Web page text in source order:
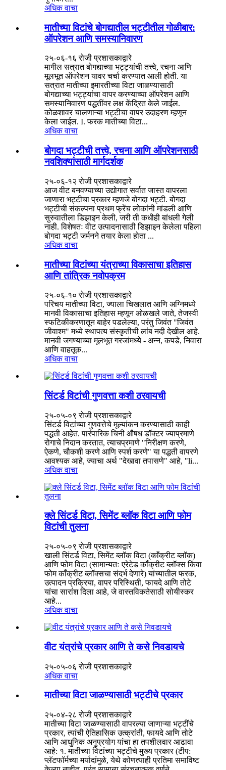
अधिक वाचा
मातीच्या विटांचे बोगद्यातील भट्टीतील गोळीबार:
ऑपरेशन आणि समस्यानिवारण
२५-०६-१६ रोजी प्रशासकाद्वारे
मागील सत्रात बोगद्याच्या भट्ट्यांची तत्त्वे, रचना आणि
मूलभूत ऑपरेशन यावर चर्चा करण्यात आली होती. या
सत्रात मातीच्या इमारतीच्या विटा जाळण्यासाठी
बोगद्याच्या भट्ट्यांचा वापर करण्याच्या ऑपरेशन आणि
समस्यानिवारण पद्धतींवर लक्ष केंद्रित केले जाईल.
कोळशावर चालणाऱ्या भट्टीचा वापर उदाहरण म्हणून
केला जाईल. I. फरक मातीच्या विटा...
अधिक वाचा
बोगदा भट्टीची तत्त्वे, रचना आणि ऑपरेशनसाठी
नवशिक्यांसाठी मार्गदर्शक
२५-०६-१२ रोजी प्रशासकाद्वारे
आज वीट बनवण्याच्या उद्योगात सर्वात जास्त वापरला
जाणारा भट्टीचा प्रकार म्हणजे बोगदा भट्टी. बोगदा
भट्टीची संकल्पना प्रथम फ्रेंच लोकांनी मांडली आणि
सुरुवातीला डिझाइन केली, जरी ती कधीही बांधली गेली
नाही. विशेषतः वीट उत्पादनासाठी डिझाइन केलेला पहिला
बोगदा भट्टी जर्मनने तयार केला होता ...
अधिक वाचा
मातीच्या विटांच्या यंत्राच्या विकासाचा इतिहास
आणि तांत्रिक नवोपक्रम
२५-०६-१० रोजी प्रशासकाद्वारे
परिचय मातीच्या विटा, ज्याला चिखलात आणि अग्निमध्ये
मानवी विकासाचा इतिहास म्हणून ओळखले जाते, तेजस्वी
स्फटिकीकरणातून बाहेर पडलेल्या, परंतु जिवंत "जिवंत
जीवाश्म" मध्ये स्थापत्य संस्कृतीची लांब नदी देखील आहे.
मानवी जगण्याच्या मूलभूत गरजांमध्ये - अन्न, कपडे, निवारा
आणि वाहतूक...
अधिक वाचा
सिंटर्ड विटांची गुणवत्ता कशी ठरवायची
२५-०५-०९ रोजी प्रशासकाद्वारे
सिंटर्ड विटांच्या गुणवत्तेचे मूल्यांकन करण्यासाठी काही
पद्धती आहेत. पारंपारिक चिनी औषध डॉक्टर ज्याप्रमाणे
रोगाचे निदान करतात, त्याचप्रमाणे "निरीक्षण करणे,
ऐकणे, चौकशी करणे आणि स्पर्श करणे" या पद्धती वापरणे
आवश्यक आहे, ज्याचा अर्थ "देखावा तपासणे" आहे, "li...
अधिक वाचा
क्ले सिंटर्ड विटा, सिमेंट ब्लॉक विटा आणि फोम
विटांची तुलना
२५-०५-०९ रोजी प्रशासकाद्वारे
खाली सिंटर्ड विटा, सिमेंट ब्लॉक विटा (काँक्रीट ब्लॉक)
आणि फोम विटा (सामान्यतः एरेटेड कॉंक्रीट ब्लॉक्स किंवा
फोम कॉंक्रीट ब्लॉक्सचा संदर्भ देणारे) यांच्यातील फरक,
उत्पादन प्रक्रिया, वापर परिस्थिती, फायदे आणि तोटे
यांचा सारांश दिला आहे, जे वास्तविकतेसाठी सोयीस्कर
आहे...
अधिक वाचा
वीट यंत्रांचे प्रकार आणि ते कसे निवडायचे
२५-०५-०६ रोजी प्रशासकाद्वारे
अधिक वाचा
मातीच्या विटा जाळण्यासाठी भट्टीचे प्रकार
२५-०४-२८ रोजी प्रशासकाद्वारे
मातीच्या विटा जाळण्यासाठी वापरल्या जाणाऱ्या भट्टींचे
प्रकार, त्यांची ऐतिहासिक उत्क्रांती, फायदे आणि तोटे
आणि आधुनिक अनुप्रयोग यांचा हा तपशीलवार आढावा
आहे: १. मातीच्या विटांच्या भट्टीचे मुख्य प्रकार (टीप:
प्लॅटफॉर्मच्या मर्यादांमुळे, येथे कोणत्याही प्रतिमा समाविष्ट